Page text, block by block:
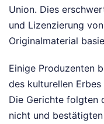
Union. Dies
und Lizenzierung
Originalmaterial
Einige Produzenten
des kulturellen
Die Gerichte folgten
nicht und